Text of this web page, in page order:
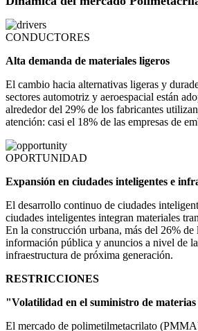
CONDUCTORES
Alta demanda de materiales ligeros
El cambio hacia alternativas ligeras y
sectores automotriz y aeroespacial están
alrededor del 29% de los fabricantes
atención: casi el 18% de las empresas de
OPORTUNIDAD
Expansión en ciudades inteligentes e
El desarrollo continuo de ciudades
ciudades inteligentes integran materiales
En la construcción urbana, más del 26%
información pública y anuncios a nivel de
infraestructura de próxima generación.
RESTRICCIONES
"Volatilidad en el suministro de
El mercado de polimetilmetacrilato